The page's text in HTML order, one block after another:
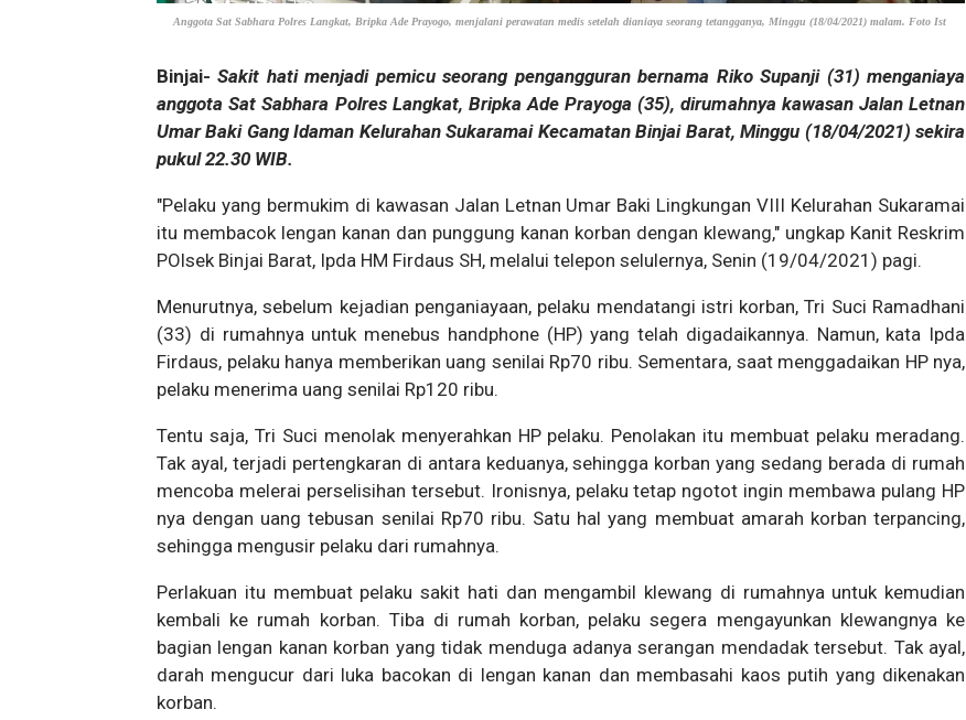
Anggota Sat Sabhara Polres Langkat, Bripka Ade Prayogo, menjalani perawatan medis setelah dianiaya seorang tetangganya, Minggu (18/04/2021) malam. Foto Ist
Binjai- Sakit hati menjadi pemicu seorang pengangguran bernama Riko Supanji (31) menganiaya
anggota Sat Sabhara Polres Langkat, Bripka Ade Prayoga (35), dirumahnya kawasan Jalan Letnan
Umar Baki Gang Idaman Kelurahan Sukaramai Kecamatan Binjai Barat, Minggu (18/04/2021) sekira
pukul 22.30 WIB.
"Pelaku yang bermukim di kawasan Jalan Letnan Umar Baki Lingkungan VIII Kelurahan Sukaramai
itu membacok lengan kanan dan punggung kanan korban dengan klewang," ungkap Kanit Reskrim
POlsek Binjai Barat, Ipda HM Firdaus SH, melalui telepon selulernya, Senin (19/04/2021) pagi.
Menurutnya, sebelum kejadian penganiayaan, pelaku mendatangi istri korban, Tri Suci Ramadhani
(33) di rumahnya untuk menebus handphone (HP) yang telah digadaikannya. Namun, kata Ipda
Firdaus, pelaku hanya memberikan uang senilai Rp70 ribu. Sementara, saat menggadaikan HP nya,
pelaku menerima uang senilai Rp120 ribu.
Tentu saja, Tri Suci menolak menyerahkan HP pelaku. Penolakan itu membuat pelaku meradang.
Tak ayal, terjadi pertengkaran di antara keduanya, sehingga korban yang sedang berada di rumah
mencoba melerai perselisihan tersebut. Ironisnya, pelaku tetap ngotot ingin membawa pulang HP
nya dengan uang tebusan senilai Rp70 ribu. Satu hal yang membuat amarah korban terpancing,
sehingga mengusir pelaku dari rumahnya.
Perlakuan itu membuat pelaku sakit hati dan mengambil klewang di rumahnya untuk kemudian
kembali ke rumah korban. Tiba di rumah korban, pelaku segera mengayunkan klewangnya ke
bagian lengan kanan korban yang tidak menduga adanya serangan mendadak tersebut. Tak ayal,
darah mengucur dari luka bacokan di lengan kanan dan membasahi kaos putih yang dikenakan
korban.